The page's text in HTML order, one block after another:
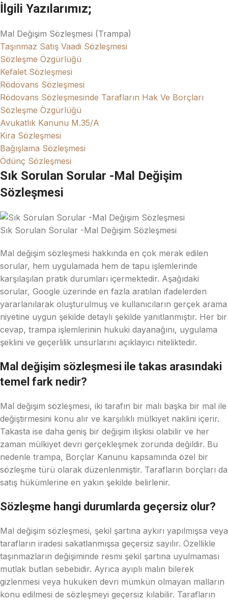
İlgili Yazılarımız;
Mal Değişim Sözleşmesi (Trampa)
Taşınmaz Satış Vaadi Sözleşmesi
Sözleşme Özgürlüğü
Kefalet Sözleşmesi
Rödovans Sözleşmesi
Rödovans Sözleşmesinde Tarafların Hak Ve Borçları
Sözleşme Özgürlüğü
Avukatlık Kanunu M.35/A
Kira Sözleşmesi
Bağışlama Sözleşmesi
Ödünç Sözleşmesi
Sık Sorulan Sorular -Mal Değişim
Sözleşmesi
Sık Sorulan Sorular -Mal Değişim Sözleşmesi
Mal değişim sözleşmesi hakkında en çok merak edilen
sorular, hem uygulamada hem de tapu işlemlerinde
karşılaşılan pratik durumları içermektedir. Aşağıdaki
sorular, Google üzerinde en fazla aratılan ifadelerden
yararlanılarak oluşturulmuş ve kullanıcıların gerçek arama
niyetine uygun şekilde detaylı şekilde yanıtlanmıştır. Her bir
cevap, trampa işlemlerinin hukuki dayanağını, uygulama
şeklini ve geçerlilik unsurlarını açıklayıcı niteliktedir.
Mal değişim sözleşmesi ile takas arasındaki
temel fark nedir?
Mal değişim sözleşmesi, iki tarafın bir malı başka bir mal ile
değiştirmesini konu alır ve karşılıklı mülkiyet naklini içerir.
Takasta ise daha geniş bir değişim ilişkisi olabilir ve her
zaman mülkiyet devri gerçekleşmek zorunda değildir. Bu
nedenle trampa, Borçlar Kanunu kapsamında özel bir
sözleşme türü olarak düzenlenmiştir. Tarafların borçları da
satış hükümlerine en yakın şekilde belirlenir.
Sözleşme hangi durumlarda geçersiz olur?
Mal değişim sözleşmesi, şekil şartına aykırı yapılmışsa veya
tarafların iradesi sakatlanmışsa geçersiz sayılır. Özellikle
taşınmazların değişiminde resmi şekil şartına uyulmaması
mutlak butlan sebebidir. Ayrıca ayıplı malın bilerek
gizlenmesi veya hukuken devri mümkün olmayan malların
konu edilmesi de sözleşmeyi geçersiz kılabilir. Tarafların